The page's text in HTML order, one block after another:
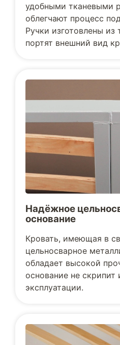
удобными тканевыми
облегчают процесс
Ручки изготовлены из
портят внешний вид
Надёжное
основание
Кровать, имеющая в
цельносварное
обладает высокой
основание не скрипит
эксплуатации.